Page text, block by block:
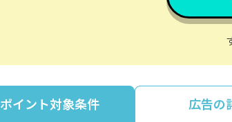
ポイント対象条件 広告の